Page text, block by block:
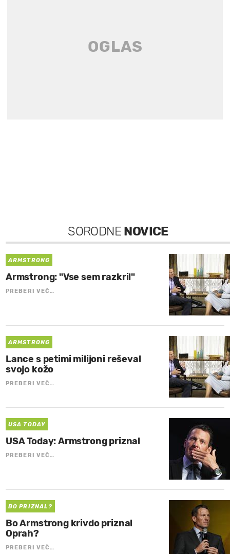
SORODNE NOVICE
ARMSTRONG
Armstrong: "Vse sem razkril"
PREBERI VEČ…
ARMSTRONG
Lance s petimi milijoni reševal
svojo kožo
PREBERI VEČ…
USA TODAY
USA Today: Armstrong priznal
PREBERI VEČ…
BO PRIZNAL?
Bo Armstrong krivdo priznal
Oprah?
PREBERI VEČ…